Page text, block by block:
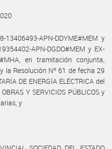
13406493-APN-DDYME#MEM y
APN-DGDO#MEM y EX-
en tramitación conjunta,
la Resolución Nº 61 de fecha 29
DE ENERGÍA ELÉCTRICA del
Y SERVICIOS PÚBLICOS y
y